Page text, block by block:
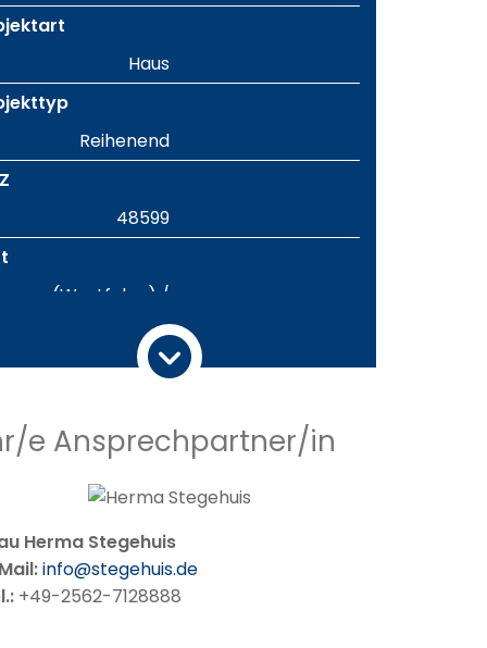
Haus
Reihenend
48599
(Westfalen) /
Epe
68 m²
e Ansprechpartner/in
Herma Stegehuis
info@stegehuis.de
+49-2562-7128888